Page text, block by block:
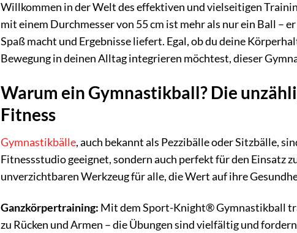
Willkommen in der Welt des effektiven und vielseitigen
mit einem Durchmesser von 55 cm ist mehr als nur ein Ball –
Spaß macht und Ergebnisse liefert. Egal, ob du deine
Bewegung in deinen Alltag integrieren möchtest, dieser
Warum ein Gymnastikball? Die
Fitness
Gymnastikbälle, auch bekannt als Pezzibälle oder Sitzbälle,
Fitnessstudio geeignet, sondern auch perfekt für den Einsatz
unverzichtbaren Werkzeug für alle, die Wert auf ihre
Ganzkörpertraining: Mit dem Sport-Knight® Gymnastikball
zu Rücken und Armen – die Übungen sind vielfältig und